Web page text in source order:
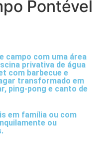
Pontével
campo com uma área
privativa de água
com barbecue e
transformado em
ping-pong e canto de
em família ou com
ou